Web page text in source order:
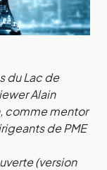
du Lac de
Alain
comme mentor
de PME
(version